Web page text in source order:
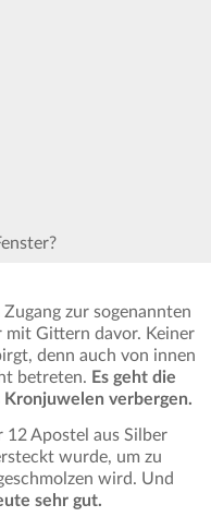
zur sogenannten
mit Gittern davor. Keiner
denn auch von innen
betreten. Es geht die
Kronjuwelen verbergen.
12 Apostel aus Silber
wurde, um zu
wird. Und
sehr gut.